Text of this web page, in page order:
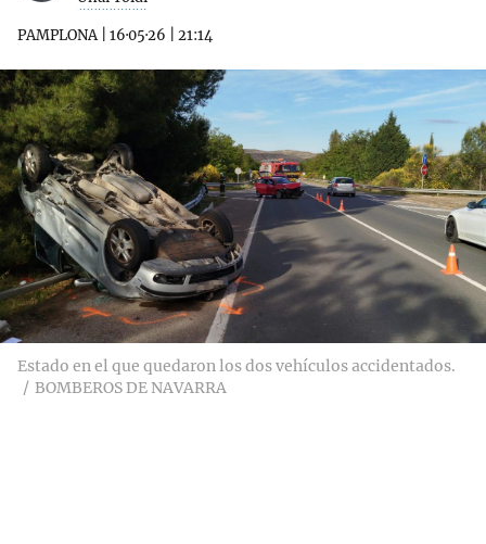
PAMPLONA| 16·05·26 21:14
Estado en el que quedaron los dos vehículos accidentados.
BOMBEROS DE NAVARRA